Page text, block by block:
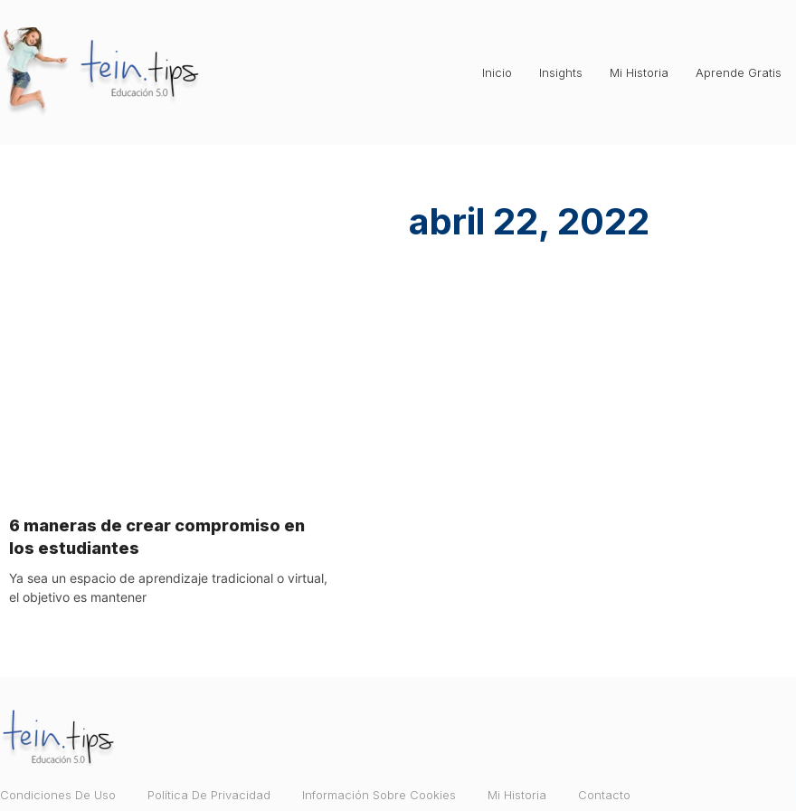
Inicio Insights Mi Historia Aprende Gratis
abril 22, 2022
6 maneras de crear compromiso en
los estudiantes
Ya sea un espacio de aprendizaje tradicional o virtual,
el objetivo es mantener
Condiciones De Uso Política De Privacidad Información Sobre Cookies Mi Historia Contacto